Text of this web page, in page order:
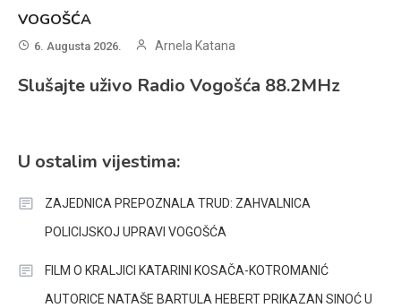
VOGOŠĆA
6. Augusta 2026. Arnela Katana
Slušajte uživo Radio Vogošća 88.2MHz
U ostalim vijestima:
ZAJEDNICA PREPOZNALA TRUD: ZAHVALNICA
POLICIJSKOJ UPRAVI VOGOŠĆA
FILM O KRALJICI KATARINI KOSAČA-KOTROMANIĆ
AUTORICE NATAŠE BARTULA HEBERT PRIKAZAN SINOĆ U